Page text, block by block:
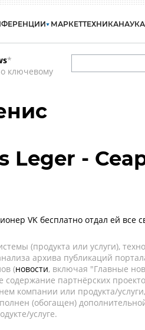
МАРКЕТТЕХНИКАНАУКА
*
ключевому
Leger -
VK бесплатно отдал ей все
(продукта или услуги),
архива публикаций
(новости, включая "Главные
партнёрских
компании или продукта/
(обогащен)
услуге.